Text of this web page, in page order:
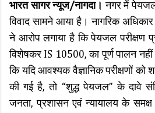
भारत सागर न्यूज/नागदा।नगर में
विवाद सामने आया है। नागरिक
ने आरोप लगाया है कि पेयजल परीक्षण
विशेषकर IS 10500, का पूर्ण पालन
कि यदि आवश्यक वैज्ञानिक परीक्षणों को
की गई है, तो “शुद्ध पेयजल” के दावे
जनता, प्रशासन एवं न्यायालय के समक्ष